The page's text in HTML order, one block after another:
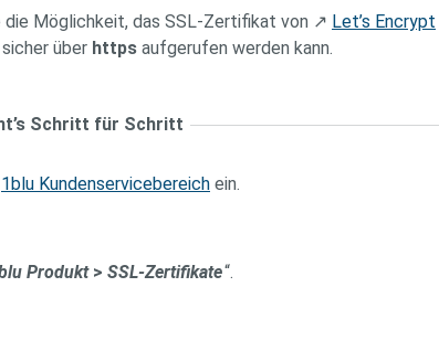
die Möglichkeit, das SSL-Zertifikat von ↗ Let’s Encrypt
über https aufgerufen werden kann.
Schritt für Schritt
1blu Kundenservicebereich ein.
Produkt > SSL-Zertifikate“.